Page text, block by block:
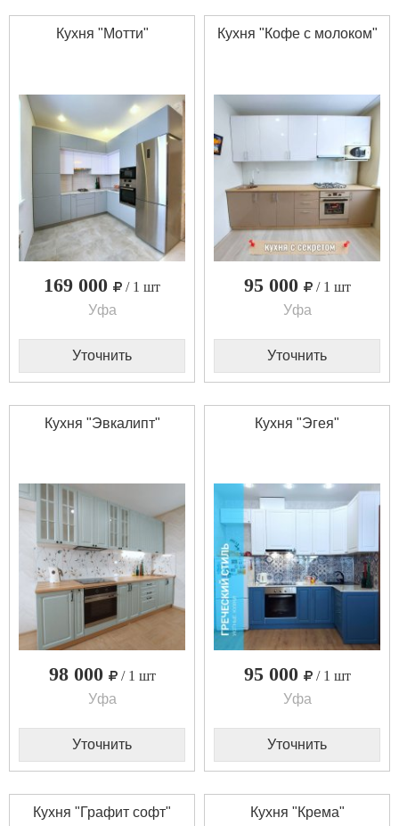
Кухня "Мотти"
169 000
/ 1 шт
Уфа
Уточнить
Кухня "Кофе с молоком"
95 000
/ 1 шт
Уфа
Уточнить
Кухня "Эвкалипт"
98 000
/ 1 шт
Уфа
Уточнить
Кухня "Эгея"
95 000
/ 1 шт
Уфа
Уточнить
Кухня "Графит софт" Кухня "Крема"